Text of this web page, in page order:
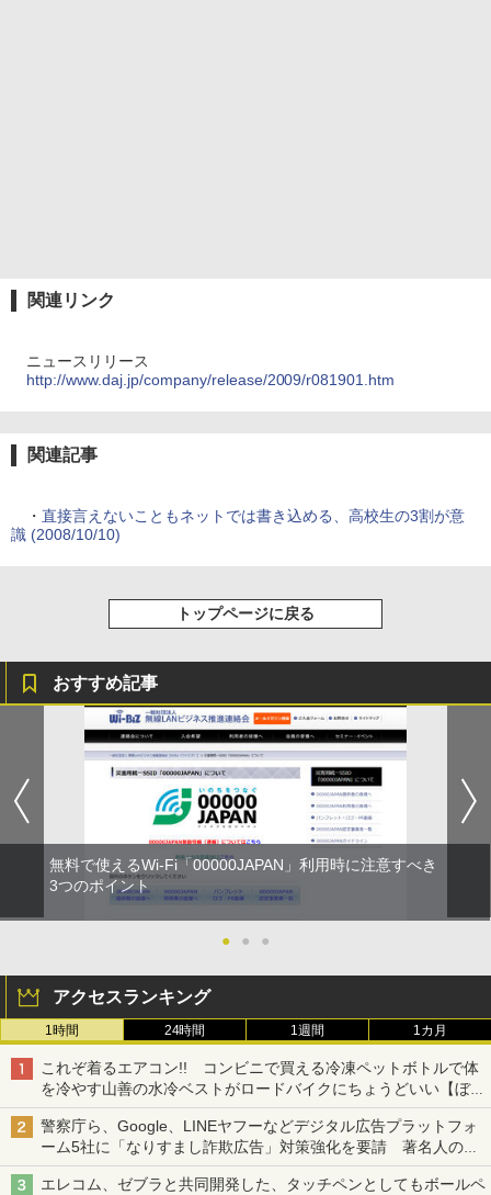
関連リンク
ニュースリリース
http://www.daj.jp/company/release/2009/r081901.htm
関連記事
・ 直接言えないこともネットでは書き込める、高校生の3割が意
識 (2008/10/10)
トップページに戻る
おすすめ記事
無料で使えるWi-Fi「00000JAPAN」利用時に注意すべき
3つのポイント
● ● ●
アクセスランキング
1時間 24時間 1週間 1カ月
これぞ着るエアコン!! コンビニで買える冷凍ペットボトルで体
を冷やす山善の水冷ベストがロードバイクにちょうどいい【ぼっ
ち・ざ・ろーど！その14】【空いた時間でなにしてる？】
警察庁ら、Google、LINEヤフーなどデジタル広告プラットフォ
ーム5社に「なりすまし詐欺広告」対策強化を要請 著名人の写
真や映像を使った投資詐欺などへの対策として
エレコム、ゼブラと共同開発した、タッチペンとしてもボールペ